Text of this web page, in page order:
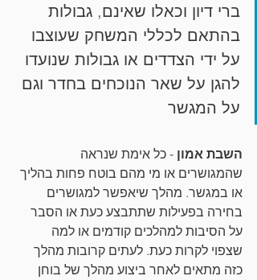
ברי דיון וכאלו שאינם, גבולות
בהתאם לכללי המשחק שעוצבו
על ידי הצדדים או גבולות שנועדו
להגן על שאר הנוכחים בחדר וגם
על המגשר
השבת אמון - כל אימת שנראה
שהמגושרים או מי מהם בוטח פחות בהליך
או במגשר. מהלך שיאפשר למגושרים
בחירה בפעילות שתתבצע כעת או הסבר
על הסיבות למהלכים קודמים או למה
שצפוי לקרות כעת. לעתים קרובות מהלך
כזה מתאים לאחר ביצוע מהלך של בוחן